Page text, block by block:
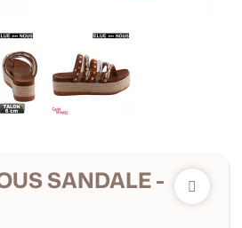
SANDALE -